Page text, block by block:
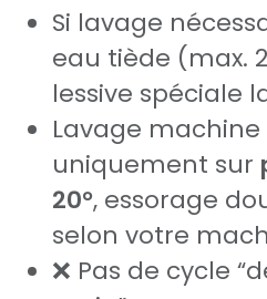
Si lavage
eau tiède (max.
lessive spéciale
Lavage machine
uniquement sur
20°, essorage
selon votre
❌ Pas de cycle